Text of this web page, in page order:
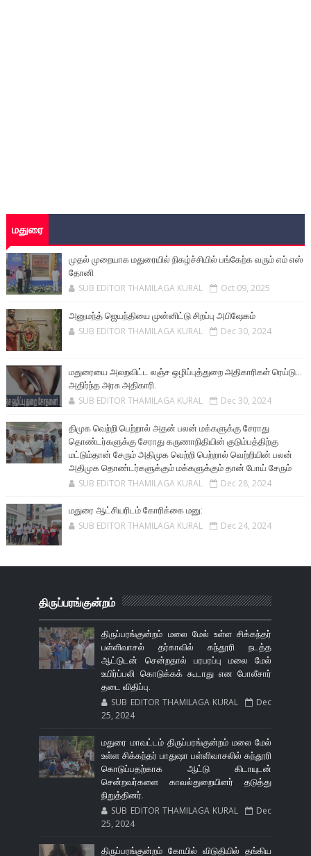
மதுரை
முதல் முறையாக மதுரையில் நிகழ்ச்சியில் பங்கேற்க வரும் எம் எஸ்
தோனி
SUB EDITOR THAMILAGA KURAL Oct 09, 2025
அனுமந்த் ஜெயந்தியை முன்னிட்டு சிறப்பு அபிஷேகம்
SUB EDITOR THAMILAGA KURAL Dec 30, 2024
மதுரையை அலறவிட்ட லஞ்ச ஒழிப்புத்துறை அதிகாரிகள் ரெய்டு...
அதிர்ந்த அரசு அதிகாரி.
SUB EDITOR THAMILAGA KURAL Dec 30, 2024
திமுக வெற்றி பெற்றால் அதன் பலன் மக்களுக்கு சேராது
தொண்டர்களுக்கு சேராது கருணாநிதியின் குடும்பத்திற்கு
மட்டும்தான் சேரும் அதிமுக வெற்றி பெற்றால் வெற்றியின் பலன்
அதிமுக தொண்டர்களுக்கும் மக்களுக்கும் தான் போய் சேரும்
SUB EDITOR THAMILAGA KURAL Dec 28, 2024
மதுரை ஆட்சியரிடம் கோரிக்கை மனு:
SUB EDITOR THAMILAGA KURAL Dec 24, 2024
திருப்பரங்குன்றம்
திருப்பரங்குன்றம் மலை மேல் உள்ள சிக்கந்தர்
பள்ளிவாசல் தர்காவில் கந்தூரி நடத்த
ஆட்டுடன் சென்றதால் பரபரப்பு மலை மேல்
உயிர்ப்பலி கொடுக்கக் கூடாது என போலீசார்
தடை விதிப்பு.
SUB EDITOR THAMILAGA KURAL
Dec
25, 2024
மதுரை மாவட்டம் திருப்பரங்குன்றம் மலை மேல்
உள்ள சிக்கந்தர் பாதுஷா பள்ளிவாசலில் கந்தூரி
கொடுப்பதற்காக ஆட்டு கிடாயுடன்
சென்றவர்களை காவல்துறையினர் தடுத்து
நிறுத்தினர்.
SUB EDITOR THAMILAGA KURAL
Dec
25, 2024
திருப்பரங்குன்றம் கோயில் விடுதியில் தங்கிய